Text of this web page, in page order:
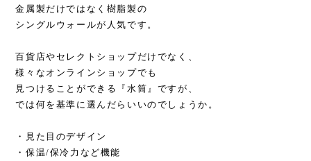
金属製だけではなく樹脂製の
シングルウォールが人気です。
百貨店やセレクトショップだけでなく、
様々なオンラインショップでも
見つけることができる『水筒』ですが、
では何を基準に選んだらいいのでしょうか。
・見た目のデザイン
・保温/保冷力など機能